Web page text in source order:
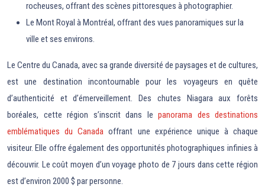
rocheuses, offrant des scènes pittoresques à photographier.
Le Mont Royal à Montréal, offrant des vues panoramiques sur la
ville et ses environs.
Le Centre du Canada, avec sa grande diversité de paysages et de cultures,
est une destination incontournable pour les voyageurs en quête
d’authenticité et d’émerveillement. Des chutes Niagara aux forêts
boréales, cette région s’inscrit dans le panorama des destinations
emblématiques du Canada offrant une expérience unique à chaque
visiteur. Elle offre également des opportunités photographiques infinies à
découvrir. Le coût moyen d’un voyage photo de 7 jours dans cette région
est d’environ 2000 $ par personne.